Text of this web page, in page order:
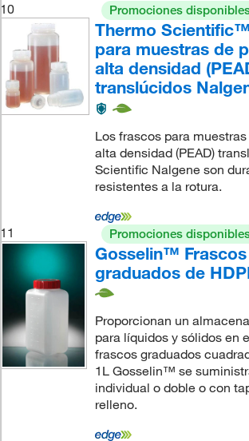
10 Promociones
Thermo
para muestras de
alta densidad
translúcidos
Los frascos para
alta densidad (PEAD)
Scientific Nalgene son
resistentes a la rotura.
11 Promociones
Gosselin™
graduados de
Proporcionan un
para líquidos y sólidos en
frascos graduados
1L Gosselin™ se
individual o doble o con
relleno.